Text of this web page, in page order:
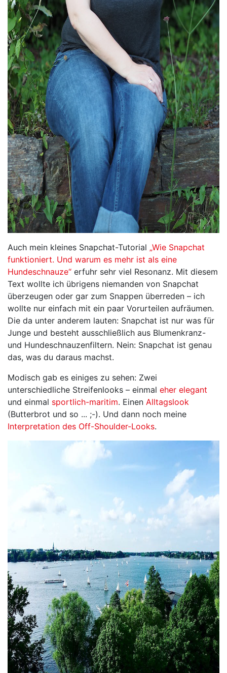
Auch mein kleines Snapchat-Tutorial „Wie Snapchat
funktioniert. Und warum es mehr ist als eine
Hundeschnauze“ erfuhr sehr viel Resonanz. Mit diesem
Text wollte ich übrigens niemanden von Snapchat
überzeugen oder gar zum Snappen überreden – ich
wollte nur einfach mit ein paar Vorurteilen aufräumen.
Die da unter anderem lauten: Snapchat ist nur was für
Junge und besteht ausschließlich aus Blumenkranz-
und Hundeschnauzenfiltern. Nein: Snapchat ist genau
das, was du daraus machst.
Modisch gab es einiges zu sehen: Zwei
unterschiedliche Streifenlooks – einmal eher elegant
und einmal sportlich-maritim. Einen Alltagslook
(Butterbrot und so ... ;-). Und dann noch meine
Interpretation des Off-Shoulder-Looks.